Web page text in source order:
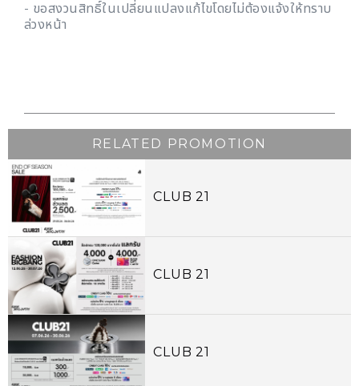
- ขอสงวนสิทธิ์ในเปลี่ยนแปลงแก้ไขโดยไม่ต้องแจ้งให้ทราบ
ล่วงหน้า
RELATED PROMOTION
CLUB 21
CLUB 21
CLUB 21